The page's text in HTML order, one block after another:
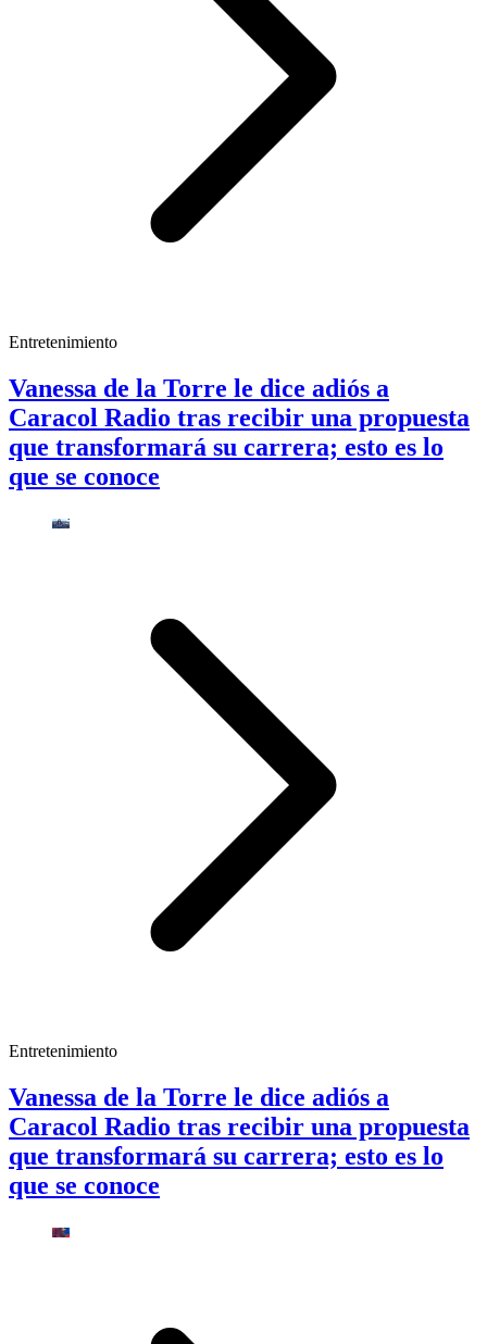
Entretenimiento
Vanessa de la Torre le dice adiós a
Caracol Radio tras recibir una propuesta
que transformará su carrera; esto es lo
que se conoce
Entretenimiento
Vanessa de la Torre le dice adiós a
Caracol Radio tras recibir una propuesta
que transformará su carrera; esto es lo
que se conoce